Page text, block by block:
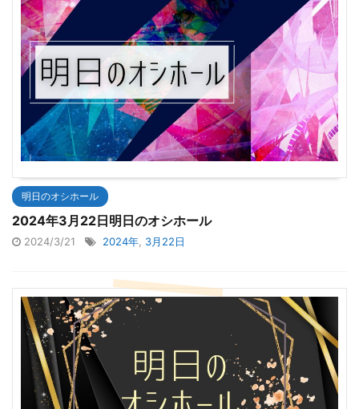
明日のオシホール
2024年3月22日明日のオシホール
2024/3/21 2024年, 3月22日